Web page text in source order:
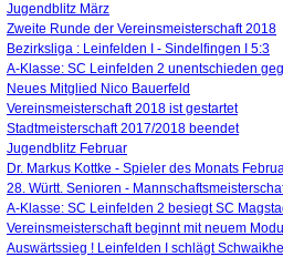
Jugendblitz März
Zweite Runde der Vereinsmeisterschaft 2018
Bezirksliga : Leinfelden I - Sindelfingen I 5:3
A-Klasse: SC Leinfelden 2 unentschieden
Neues Mitglied Nico Bauerfeld
Vereinsmeisterschaft 2018 ist gestartet
Stadtmeisterschaft 2017/2018 beendet
Jugendblitz Februar
Dr. Markus Kottke - Spieler des Monats
28. Württ. Senioren -
A-Klasse: SC Leinfelden 2 besiegt SC
Vereinsmeisterschaft beginnt mit neuem
Auswärtssieg ! Leinfelden I schlägt